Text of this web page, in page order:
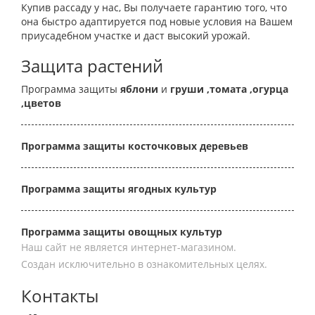
Купив рассаду у нас, Вы получаете гарантию того, что
она быстро адаптируется под новые условия на Вашем
приусадебном участке и даст высокий урожай.
Защита растений
Программа защиты яблони и груши ,томата ,огурца
,цветов
Программа защиты косточковых деревьев
Программа защиты ягодных культур
Программа защиты овощных культур
Наш сайт не является интернет-магазином.
Создан исключительно в ознакомительных целях.
Контакты